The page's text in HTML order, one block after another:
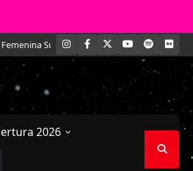
Sub-17 enfrentará a Argentina en doble
INSTAGRAM
FACEBOOK YOUTUBE
SPOTIFY
2026